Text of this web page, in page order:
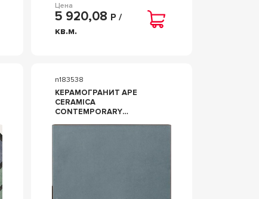
Цена
5 920,08 Р /
кв.м.
n183538
КЕРАМОГРАНИТ APE
CERAMICA
CONTEMPORARY